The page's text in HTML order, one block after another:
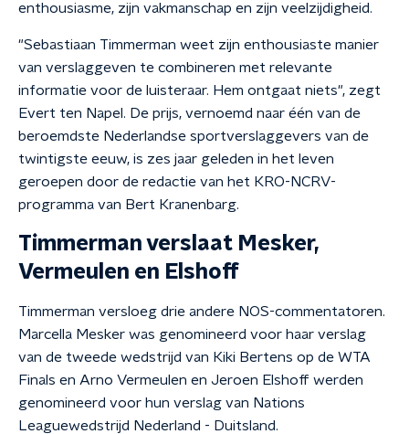
enthousiasme, zijn vakmanschap en zijn veelzijdigheid.
"Sebastiaan Timmerman weet zijn enthousiaste manier
van verslaggeven te combineren met relevante
informatie voor de luisteraar. Hem ontgaat niets", zegt
Evert ten Napel. De prijs, vernoemd naar één van de
beroemdste Nederlandse sportverslaggevers van de
twintigste eeuw, is zes jaar geleden in het leven
geroepen door de redactie van het KRO-NCRV-
programma van Bert Kranenbarg.
Timmerman verslaat Mesker,
Vermeulen en Elshoff
Timmerman versloeg drie andere NOS-commentatoren.
Marcella Mesker was genomineerd voor haar verslag
van de tweede wedstrijd van Kiki Bertens op de WTA
Finals en Arno Vermeulen en Jeroen Elshoff werden
genomineerd voor hun verslag van Nations
Leaguewedstrijd Nederland - Duitsland.